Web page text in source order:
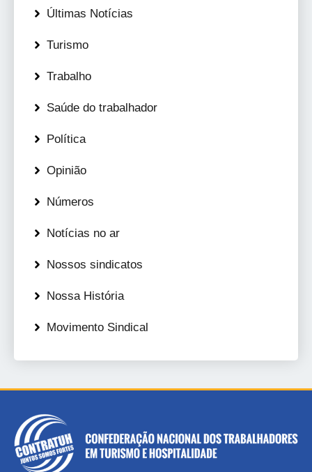
Últimas Notícias
Turismo
Trabalho
Saúde do trabalhador
Política
Opinião
Números
Notícias no ar
Nossos sindicatos
Nossa História
Movimento Sindical